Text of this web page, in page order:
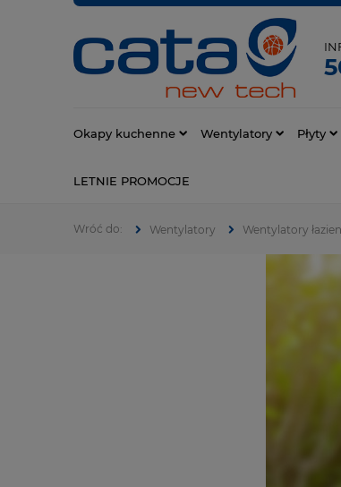
Okapy kuchenne Wentylatory Płyty
LETNIE PROMOCJE
Wentylatory Wentylatory